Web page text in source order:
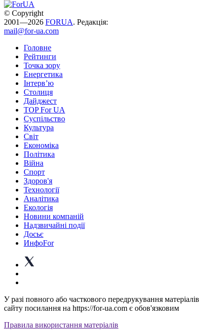
© Copyright
2001—2026 FORUA. Редакція:
mail@for-ua.com
Головне
Рейтинги
Точка зору
Енергетика
Інтерв’ю
Столиця
Дайджест
TOP For UA
Суспiльство
Культура
Світ
Економіка
Політика
Війна
Спорт
Здоров'я
Технології
Аналітика
Екологія
Новини компаній
Надзвичайні події
Досьє
ИнфоFor
У разі повного або часткового передрукування матеріалів
сайту посилання на https://for-ua.com є обов'язковим
Правила використання матеріалів